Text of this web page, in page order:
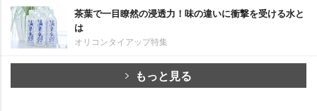
茶葉で一目瞭然の浸透力！味の違いに衝撃を受ける水と
は
オリコンタイアップ特集
もっと見る